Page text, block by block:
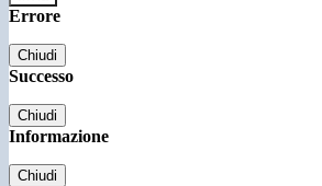
Errore
Chiudi
Successo
Chiudi
Informazione
Chiudi